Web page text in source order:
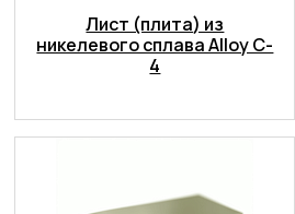
Лист (плита) из
никелевого сплава Alloy C-
4